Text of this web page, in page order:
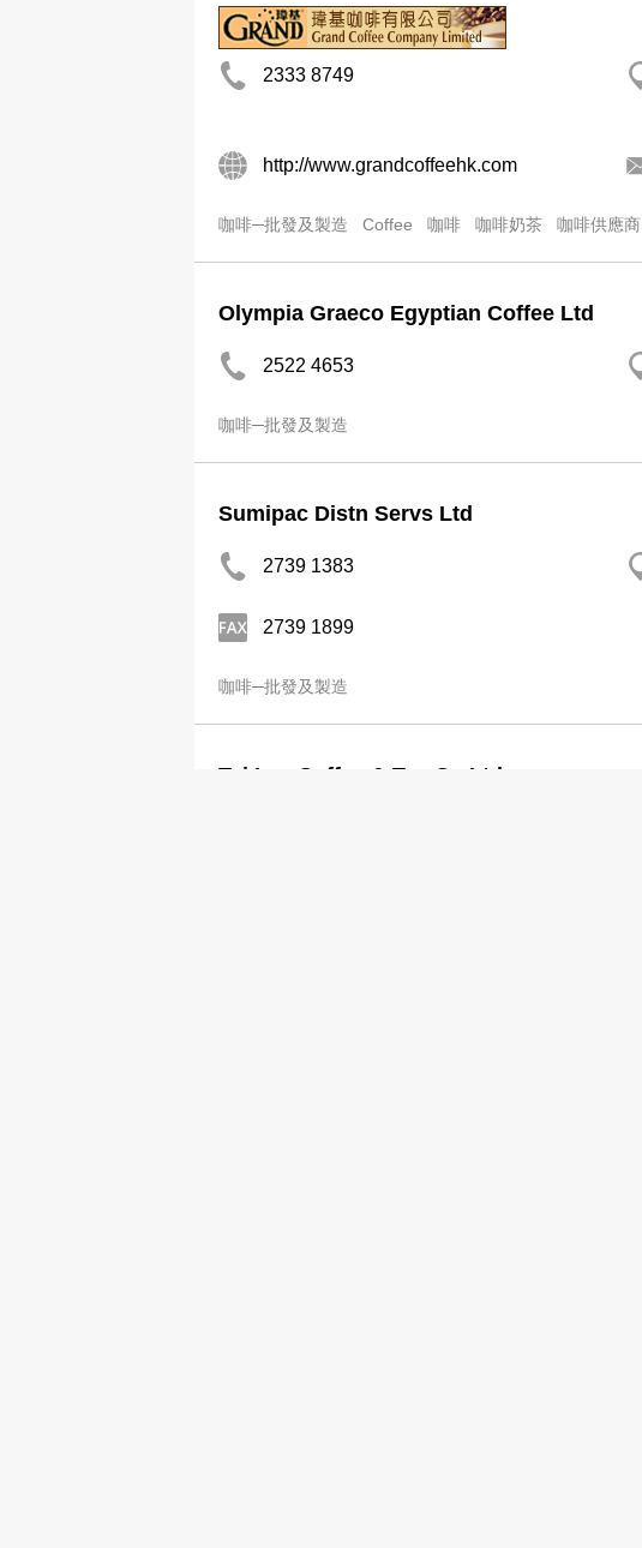
2333 8749
http://www.grandcoffeehk.com
咖啡─批發及製造 Coffee 咖啡 咖啡奶茶 咖啡供應商
Olympia Graeco Egyptian Coffee Ltd
2522 4653
咖啡─批發及製造
Sumipac Distn Servs Ltd
2739 1383
2739 1899
咖啡─批發及製造
Tai Lee Coffee & Tea Co Ltd